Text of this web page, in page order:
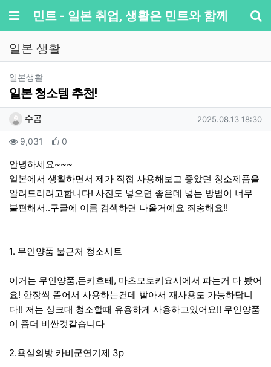
메뉴민트 - 일본 취업, 생활은 민트와 함께
일본 생활
일본생활분류
일본 청소템 추천!
작성자 정보
수곰 작성일
2025.08.13 18:30
컨텐츠 정보
9,031 조회 0
본문
안녕하세요~~~
일본에서 생활하면서 제가 직접 사용해보고 좋았던 청소제품을
알려드리려고합니다! 사진도 넣으면 좋은데 넣는 방법이 너무
불편해서..구글에 이름 검색하면 나올거예요 죄송해요!!
1. 무인양품 물근처 청소시트
이거는 무인양품,돈키호테, 마츠모토키요시에서 파는거 다 봤어
요! 한장씩 뜯어서 사용하는건데 빨아서 재사용도 가능하답니
다!! 저는 싱크대 청소할때 유용하게 사용하고있어요!! 무인양품
이 좀더 비싼것같습니다
2.욕실의방 카비군연기제 3p